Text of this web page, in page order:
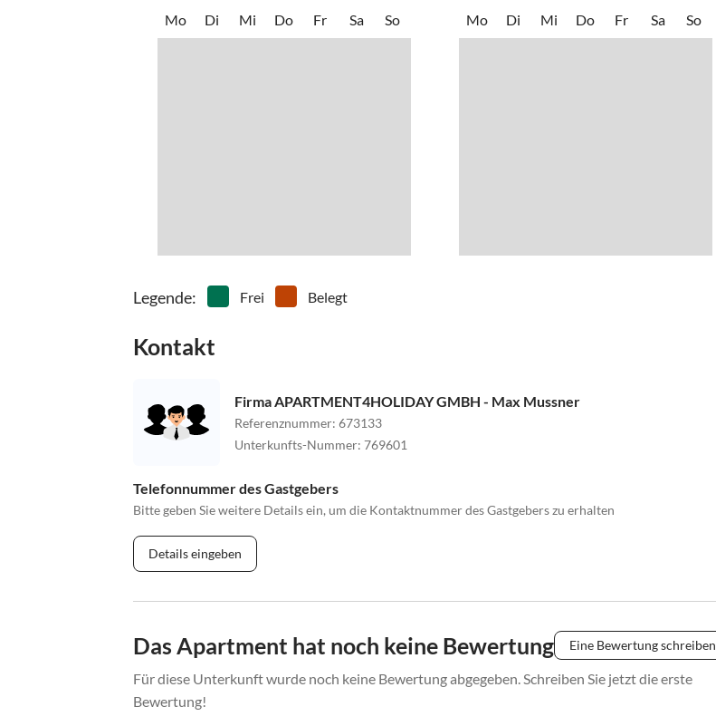
Mo Di Mi Do Fr Sa So Mo Di Mi Do Fr Sa So
Legende: Frei Belegt
Kontakt
Firma APARTMENT4HOLIDAY GMBH - Max Mussner
Referenznummer: 673133
Unterkunfts-Nummer: 769601
Telefonnummer des Gastgebers
Bitte geben Sie weitere Details ein, um die Kontaktnummer des Gastgebers zu erhalten
Details eingeben
Das Apartment hat noch keine Bewertung Eine Bewertung schreiben
Für diese Unterkunft wurde noch keine Bewertung abgegeben. Schreiben Sie jetzt die erste
Bewertung!